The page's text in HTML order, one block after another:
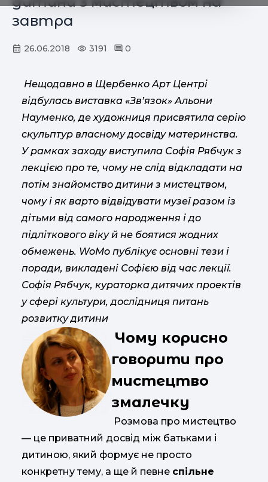
завтра
26.06.2018 3191 0
Нещодавно в Щербенко Арт Центрі
відбулась виставка «Зв’язок» Альони
Науменко, де художниця присвятила серію
скульптур власному досвіду материнства.
У рамках заходу виступила Софія Рябчук з
лекцією про те, чому не слід відкладати на
потім знайомство дитини з мистецтвом,
чому і як варто відвідувати музеї разом із
дітьми від самого народження і до
підліткового віку й не боятися жодних
обмежень. WoMo публікує основні тези і
поради, викладені Софією від час лекції.
Софія Рябчук, кураторка дитячих проектів
у сфері культури, дослідниця питань
розвитку дитини
Чому корисно
говорити про
мистецтво
змалечку
Розмова про мистецтво
— це приватний досвід між батьками і
дитиною, який формує не просто
конкретну тему, а ще й певне спільне